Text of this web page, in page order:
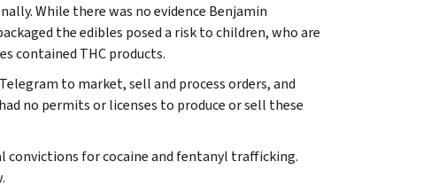
While there was no evidence Benjamin
the edibles posed a risk to children, who are
contained THC products.
to market, sell and process orders, and
no permits or licenses to produce or sell these
convictions for cocaine and fentanyl trafficking.